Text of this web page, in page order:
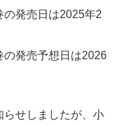
発売日は2025年2
の発売予想日は2026
らせしましたが、小